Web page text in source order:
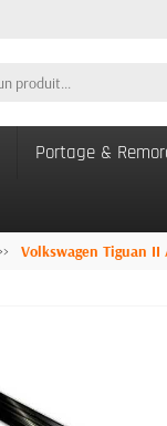
Portage &
Volkswagen Tiguan